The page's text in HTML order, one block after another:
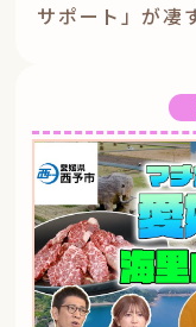
サポート」が凄